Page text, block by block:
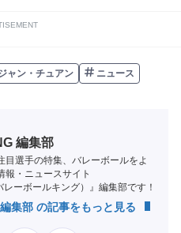
ャン・チュアン ニュース
編集部
目選手の特集、バレーボールをよ
報・ニュースサイト
レーボールキング）』編集部です！
集部 の記事をもっと見る